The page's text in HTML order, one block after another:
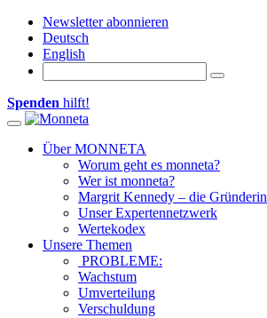
Newsletter abonnieren
Deutsch
English
Spenden hilft!
Toggle navigation
Über MONNETA
Worum geht es monneta?
Wer ist monneta?
Margrit Kennedy – die Gründerin
Unser Expertennetzwerk
Wertekodex
Unsere Themen
PROBLEME:
Wachstum
Umverteilung
Verschuldung